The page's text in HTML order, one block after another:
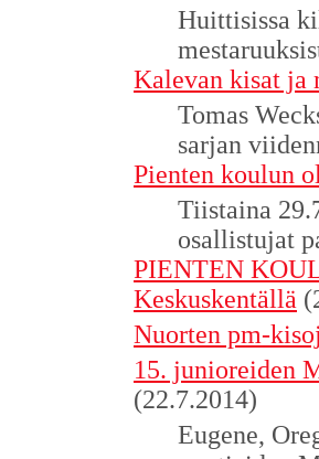
Huittisissa
Kalevan kisat
Tomas
sarjan
Pienten koulun
Tiistaina
osallistujat
PIENTEN
Keskuskentällä
Nuorten pm-
15. junioreiden
(22.7.2014)
Eugene,